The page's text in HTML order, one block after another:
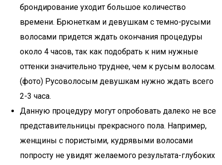
брондирование уходит большое количество
времени. Брюнеткам и девушкам с темно-русыми
волосами придется ждать окончания процедуры
около 4 часов, так как подобрать к ним нужные
оттенки значительно труднее, чем к русым волосам.
(фото) Русоволосым девушкам нужно ждать всего
2-3 часа.
Данную процедуру могут опробовать далеко не все
представительницы прекрасного пола. Например,
женщины с пористыми, кудрявыми волосами
попросту не увидят желаемого результата-глубоких